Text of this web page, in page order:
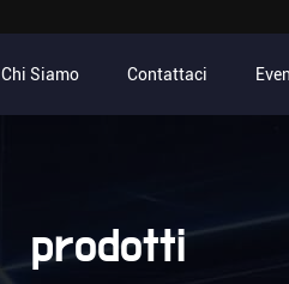
Chi Siamo Contattaci
prodotti